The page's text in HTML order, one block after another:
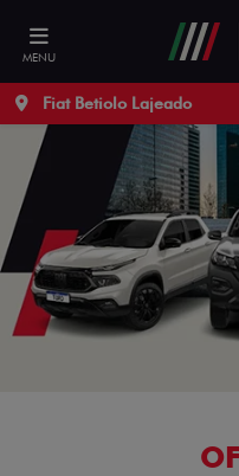
Nosso site utiliza cookies
experiência de navegação.
MENU
Fiat Betiolo Lajeado